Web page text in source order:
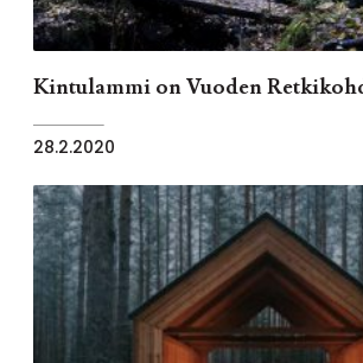
Kintulammi on Vuoden
28.2.2020